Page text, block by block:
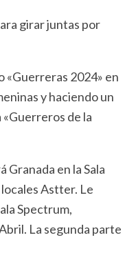
girar juntas por
«Guerreras 2024» en
y haciendo un
«Guerreros de la
Granada en la Sala
Astter. Le
Spectrum,
La segunda parte